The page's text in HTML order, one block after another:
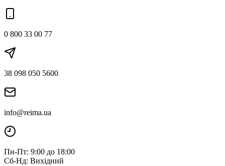
0 800 33 00 77
38 098 050 5600
info@reima.ua
Пн-Пт: 9:00 до 18:00
Сб-Нд: Вихідний